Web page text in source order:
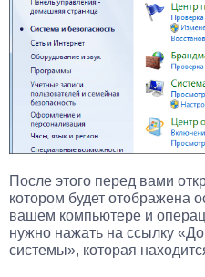
После этого перед вами
котором будет отображена
вашем компьютере и
нужно нажать на ссылку
системы», которая